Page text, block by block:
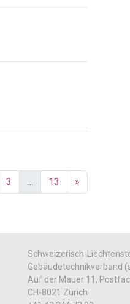
3 … 13 »
Schweizerisch-
Gebäudetechnikverband
Auf der Mauer 11,
CH-8021 Zürich